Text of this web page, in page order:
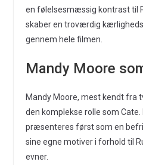
en følelsesmæssig kontrast til
skaber en troværdig
gennem hele filmen.
Mandy Moore
Mandy Moore, mest kendt fra
den komplekse rolle som
præsenteres først som en
sine egne motiver i forhold til
evner.